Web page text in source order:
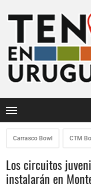
Carrasco Bowl CTM
Los circuitos
instalarán en